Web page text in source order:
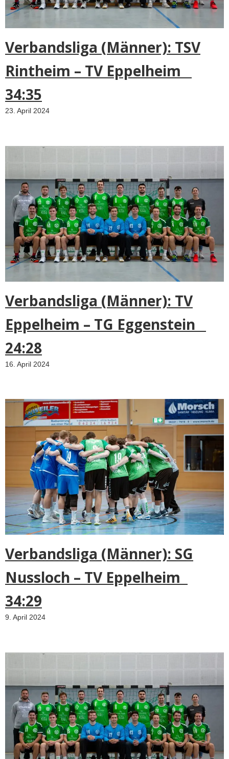
Verbandsliga (Männer): TSV
Rintheim – TV Eppelheim
34:35
23. April 2024
Verbandsliga (Männer): TV
Eppelheim – TG Eggenstein
24:28
16. April 2024
Verbandsliga (Männer): SG
Nussloch – TV Eppelheim
34:29
9. April 2024